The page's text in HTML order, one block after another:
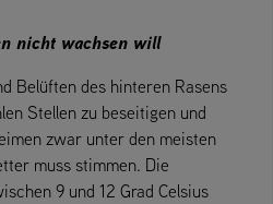
nicht wachsen will
Belüften des hinteren Rasens
Stellen zu beseitigen und
zwar unter den meisten
muss stimmen. Die
9 und 12 Grad Celsius